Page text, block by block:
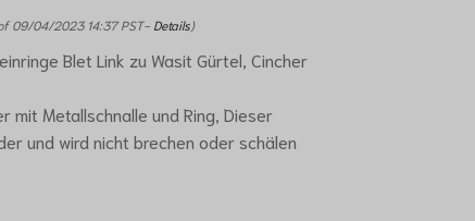
09/04/2023 14:37 PST- Details)
Blet Link zu Wasit Gürtel, Cincher
mit Metallschnalle und Ring, Dieser
und wird nicht brechen oder schälen